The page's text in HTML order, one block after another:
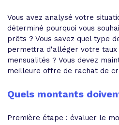
Vous avez analysé votre
déterminé pourquoi vous
prêts ? Vous savez quel type
permettra d'alléger votre taux
mensualités ? Vous devez
meilleure offre de rachat de
Quels montants
Première étape : évaluer le